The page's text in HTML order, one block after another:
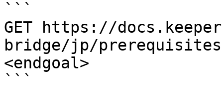
```
GET https://
bridge/jp/
<endgoal>
```